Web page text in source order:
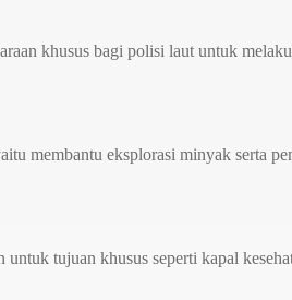
khusus bagi polisi laut untuk
membantu eksplorasi minyak serta
untuk tujuan khusus seperti kapal